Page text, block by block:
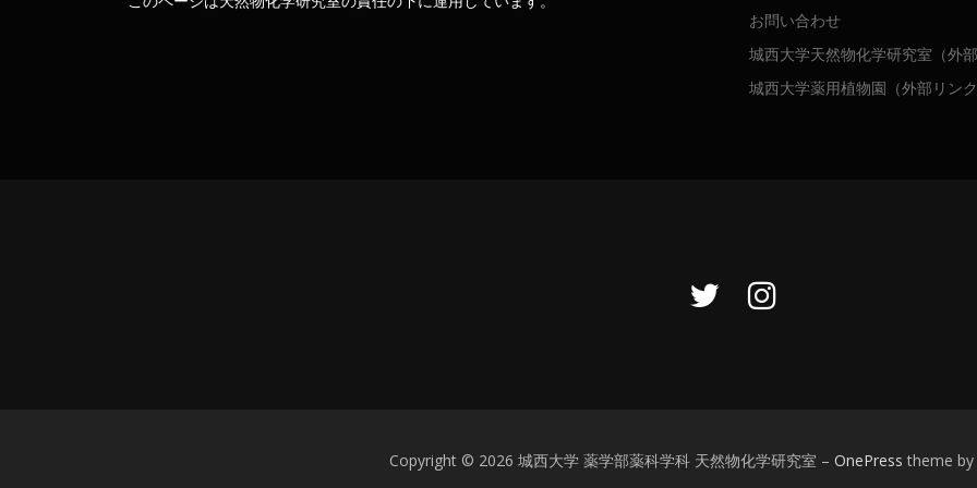
お問い合わせ
城西大学天然物化学研究室（外部
城西大学薬用植物園（外部リンク
Copyright © 2026 城西大学 薬学部薬科学科 天然物化学研究室 – OnePress theme